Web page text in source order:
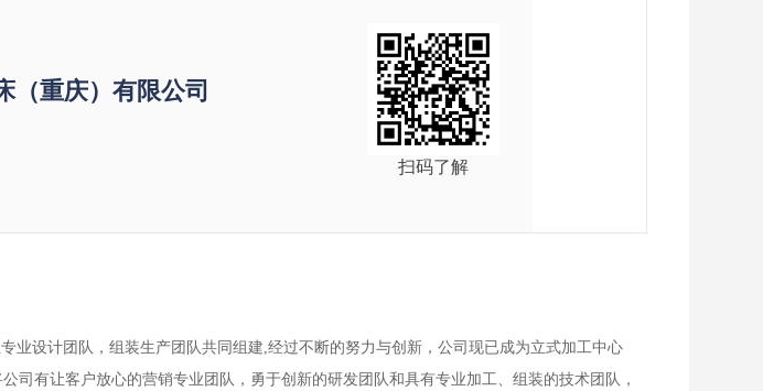
（重庆）有限公司
扫码了解
业设计团队，组装生产团队共同组建,经过不断的努力与创新，公司现已成为立式加工中心
有让客户放心的营销专业团队，勇于创新的研发团队和具有专业加工、组装的技术团队，